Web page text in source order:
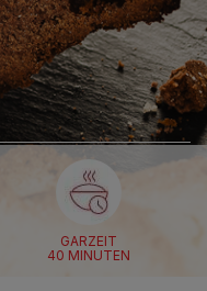
GARZEIT
40 MINUTEN